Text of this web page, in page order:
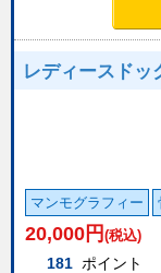
レディースドッ
マンモグラフィー
20,000 円 (税込)
181 ポイント